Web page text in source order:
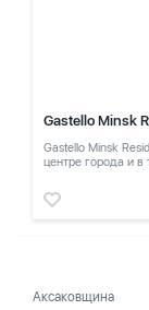
Gastello Minsk
Gastello Minsk
центре города и в
Аксаковщина